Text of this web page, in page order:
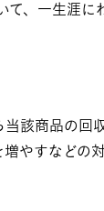
、一生涯に
該商品の回
やすなどの